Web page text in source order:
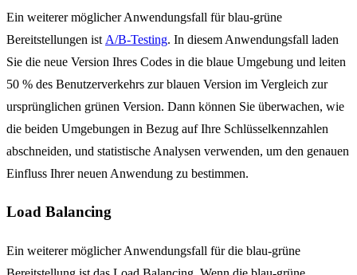
Ein weiterer möglicher Anwendungsfall für blau-grüne
Bereitstellungen ist A/B-Testing. In diesem Anwendungsfall laden
Sie die neue Version Ihres Codes in die blaue Umgebung und leiten
50 % des Benutzerverkehrs zur blauen Version im Vergleich zur
ursprünglichen grünen Version. Dann können Sie überwachen, wie
die beiden Umgebungen in Bezug auf Ihre Schlüsselkennzahlen
abschneiden, und statistische Analysen verwenden, um den genauen
Einfluss Ihrer neuen Anwendung zu bestimmen.
Load Balancing
Ein weiterer möglicher Anwendungsfall für die blau-grüne